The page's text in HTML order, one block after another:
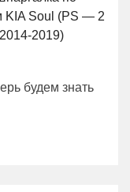
KIA Soul (PS — 2
2019)
будем знать